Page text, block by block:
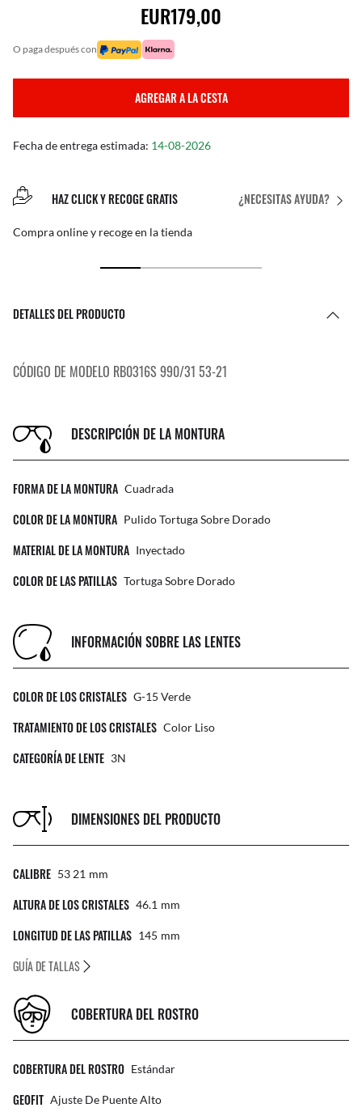
EUR179,00
o paga después con
AGREGAR A LA CESTA
Fecha de entrega estimada: 14-08-2026
¿NECESITAS AYUDA?
HAZ CLICK Y RECOGE GRATIS
Compra online y recoge en la tienda
DETALLES DEL PRODUCTO
CÓDIGO DE MODELO RB0316S 990/31 53-21
DESCRIPCIÓN DE LA MONTURA
FORMA DE LA MONTURA Cuadrada
COLOR DE LA MONTURA Pulido Tortuga Sobre Dorado
MATERIAL DE LA MONTURA Inyectado
COLOR DE LAS PATILLAS Tortuga Sobre Dorado
INFORMACIÓN SOBRE LAS LENTES
COLOR DE LOS CRISTALES G-15 Verde
TRATAMIENTO DE LOS CRISTALES Color Liso
CATEGORÍA DE LENTE 3N
DIMENSIONES DEL PRODUCTO
CALIBRE 53 21 Mm
ALTURA DE LOS CRISTALES 46.1 Mm
LONGITUD DE LAS PATILLAS 145 Mm
GUÍA DE TALLAS
COBERTURA DEL ROSTRO
COBERTURA DEL ROSTRO Estándar
GEOFIT Ajuste De Puente Alto